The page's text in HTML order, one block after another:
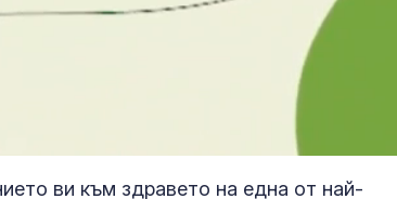
ви към здравето на една от най-